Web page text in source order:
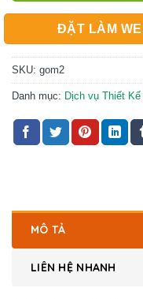
ĐẶT LÀM
SKU: gom2
Danh mục: Dịch vụ Thiết
MÔ TẢ
LIÊN HỆ NHANH